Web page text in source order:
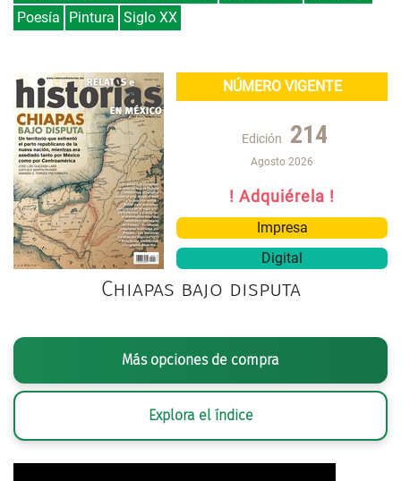
Poesía
Pintura Siglo XX
NÚMERO VIGENTE
Edición 214
Agosto 2026
! Adquiérela !
Impresa
Digital
Chiapas bajo disputa
Más opciones de compra
Explora el índice